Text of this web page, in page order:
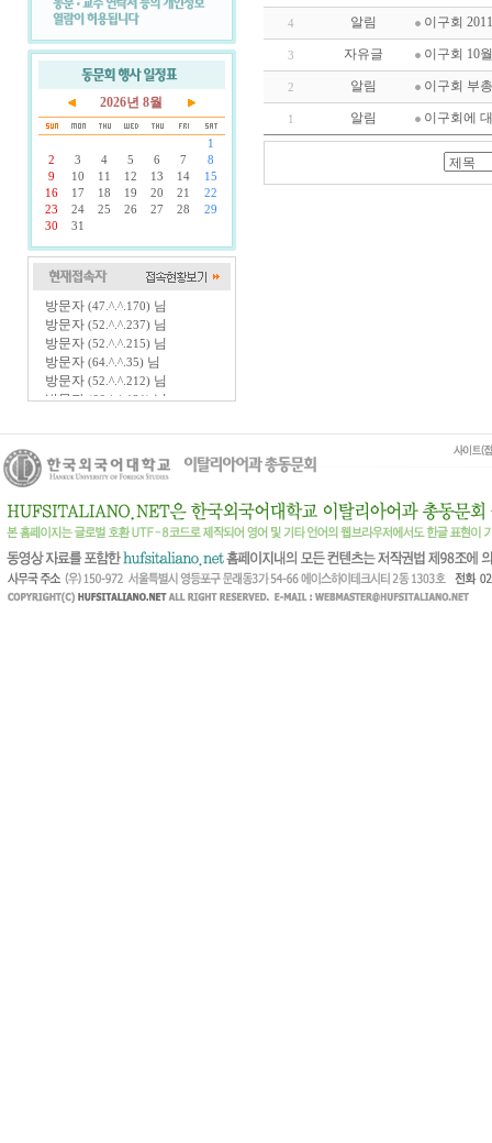
2026년 8월
1
2
3 4 5 6 7
8
9
10 11 12 13 14
15
16
17 18 19 20 21
22
23
24 25 26 27 28
29
30
31
방문자 (47.^.^.170) 님
방문자 (52.^.^.237) 님
방문자 (52.^.^.215) 님
방문자 (64.^.^.35) 님
방문자 (52.^.^.212) 님
방문자(66.^.^.131)님
방문자(116.^.^.197)님
방문자(52.^.^.195) 님
4 알림 이구회
3 자유글 이구회 10
2 알림 이구회 부
1 알림 이구회에